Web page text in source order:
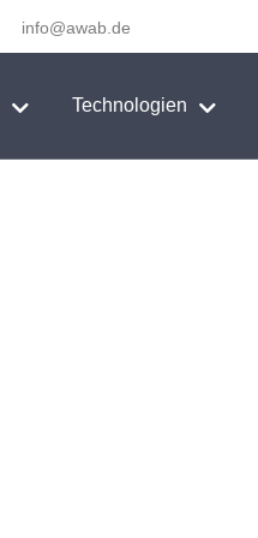
info@awab.de
Technologien